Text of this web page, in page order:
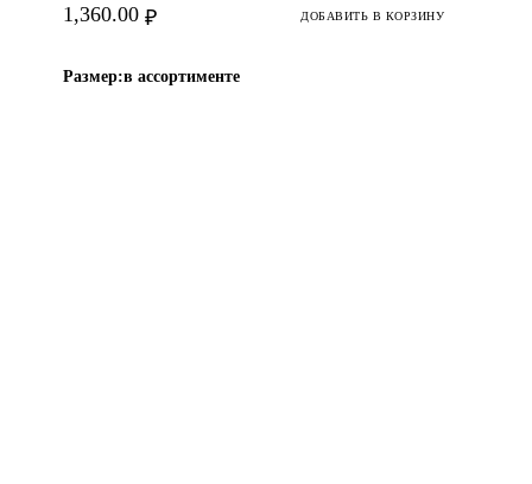
₽
1,360.00 ДОБАВИТЬ В КОРЗИНУ
Размер:в ассортименте